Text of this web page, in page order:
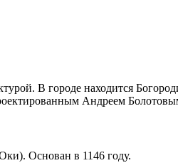
В городе находится
Андреем
Основан в 1146 году.